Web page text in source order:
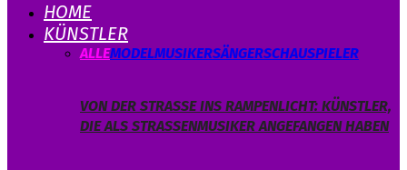
HOME
KÜNSTLER
ALLEMODELMUSIKERSÄNGERSCHAUSPIELER
VON DER STRASSE INS RAMPENLICHT: KÜNSTLER, D
IE ALS STRASSENMUSIKER ANGEFANGEN HABEN